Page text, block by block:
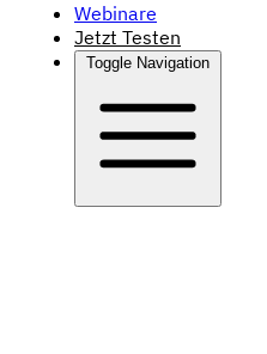
Webinare
Jetzt Testen
Toggle Navigation